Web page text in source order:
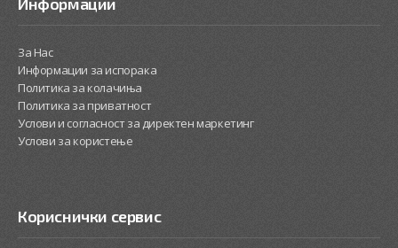
За Нас
Информации за испорака
Политика за колачиња
Политика за приватност
Услови и согласност за директен маркетинг
Услови за користење
Кориснички сервис